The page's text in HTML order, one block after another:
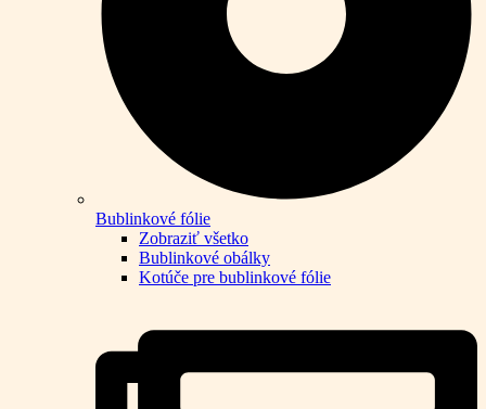
Bublinkové fólie
Zobraziť všetko
Bublinkové obálky
Kotúče pre bublinkové fólie